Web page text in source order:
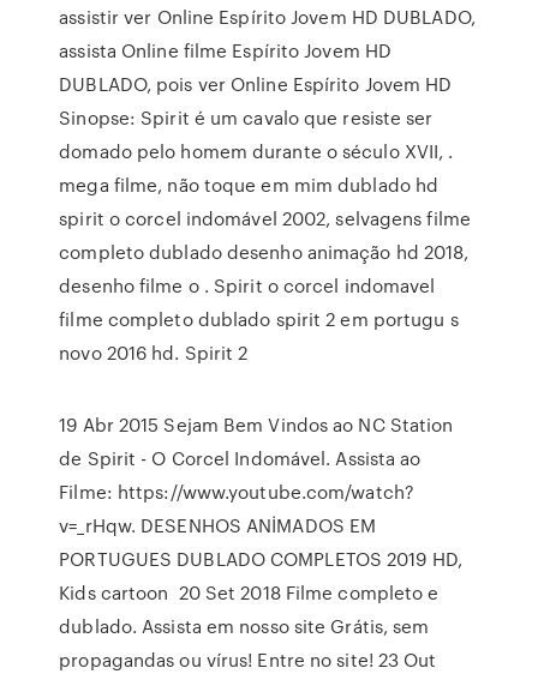
assistir ver Online Espírito Jovem HD DUBLADO,
assista Online filme Espírito Jovem HD
DUBLADO, pois ver Online Espírito Jovem HD
Sinopse: Spirit é um cavalo que resiste ser
domado pelo homem durante o século XVII, .
mega filme, não toque em mim dublado hd
spirit o corcel indomável 2002, selvagens filme
completo dublado desenho animação hd 2018,
desenho filme o . Spirit o corcel indomavel
filme completo dublado spirit 2 em portugu s
novo 2016 hd. Spirit 2
19 Abr 2015 Sejam Bem Vindos ao NC Station
de Spirit - O Corcel Indomável. Assista ao
Filme: https://www.youtube.com/watch?
v=_rHqw. DESENHOS ANİMADOS EM
PORTUGUES DUBLADO COMPLETOS 2019 HD,
Kids cartoon 20 Set 2018 Filme completo e
dublado. Assista em nosso site Grátis, sem
propagandas ou vírus! Entre no site! 23 Out